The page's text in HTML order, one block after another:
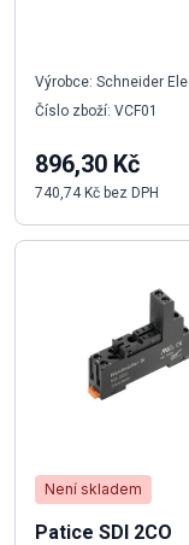
Výrobce: Schneider
Číslo zboží: VCF01
896,30 Kč
740,74 Kč bez DPH
Není skladem
Patice SDI 2CO